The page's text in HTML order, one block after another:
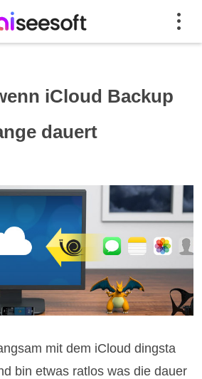
iCloud Backup
dauert
mit dem iCloud dingsta
bin etwas ratlos was die dauer